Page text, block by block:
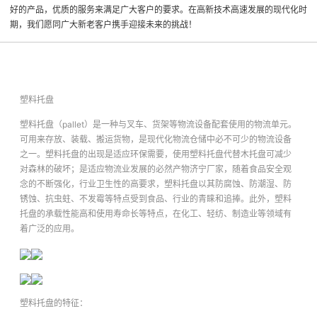
好的产品，优质的服务来满足广大客户的要求。在高新技术高速发展的现代化时
期，我们愿同广大新老客户携手迎接未来的挑战！
塑料托盘
塑料托盘（pallet）是一种与叉车、货架等物流设备配套使用的物流单元。
可用来存放、装载、搬运货物，是现代化物流仓储中必不可少的物流设备
之一。塑料托盘的出现是适应环保需要，使用塑料托盘代替木托盘可减少
对森林的破坏；是适应物流业发展的必然产物济宁厂家，随着食品安全观
念的不断强化，行业卫生性的高要求，塑料托盘以其防腐蚀、防潮湿、防
锈蚀、抗虫蛀、不发霉等特点受到食品、行业的青睐和追捧。此外，塑料
托盘的承载性能高和使用寿命长等特点，在化工、轻纺、制造业等领域有
着广泛的应用。
塑料托盘的特征：